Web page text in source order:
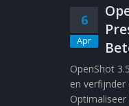
6
Apr
OpenShot
en